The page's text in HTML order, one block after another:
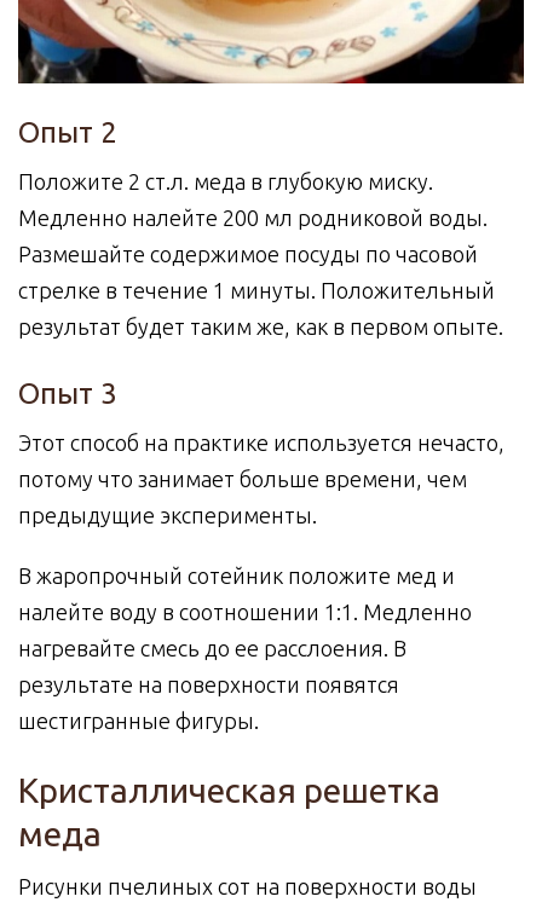
Опыт 2
Положите 2 ст.л. меда в глубокую миску.
Медленно налейте 200 мл родниковой воды.
Размешайте содержимое посуды по часовой
стрелке в течение 1 минуты. Положительный
результат будет таким же, как в первом опыте.
Опыт 3
Этот способ на практике используется нечасто,
потому что занимает больше времени, чем
предыдущие эксперименты.
В жаропрочный сотейник положите мед и
налейте воду в соотношении 1:1. Медленно
нагревайте смесь до ее расслоения. В
результате на поверхности появятся
шестигранные фигуры.
Кристаллическая решетка
меда
Рисунки пчелиных сот на поверхности воды